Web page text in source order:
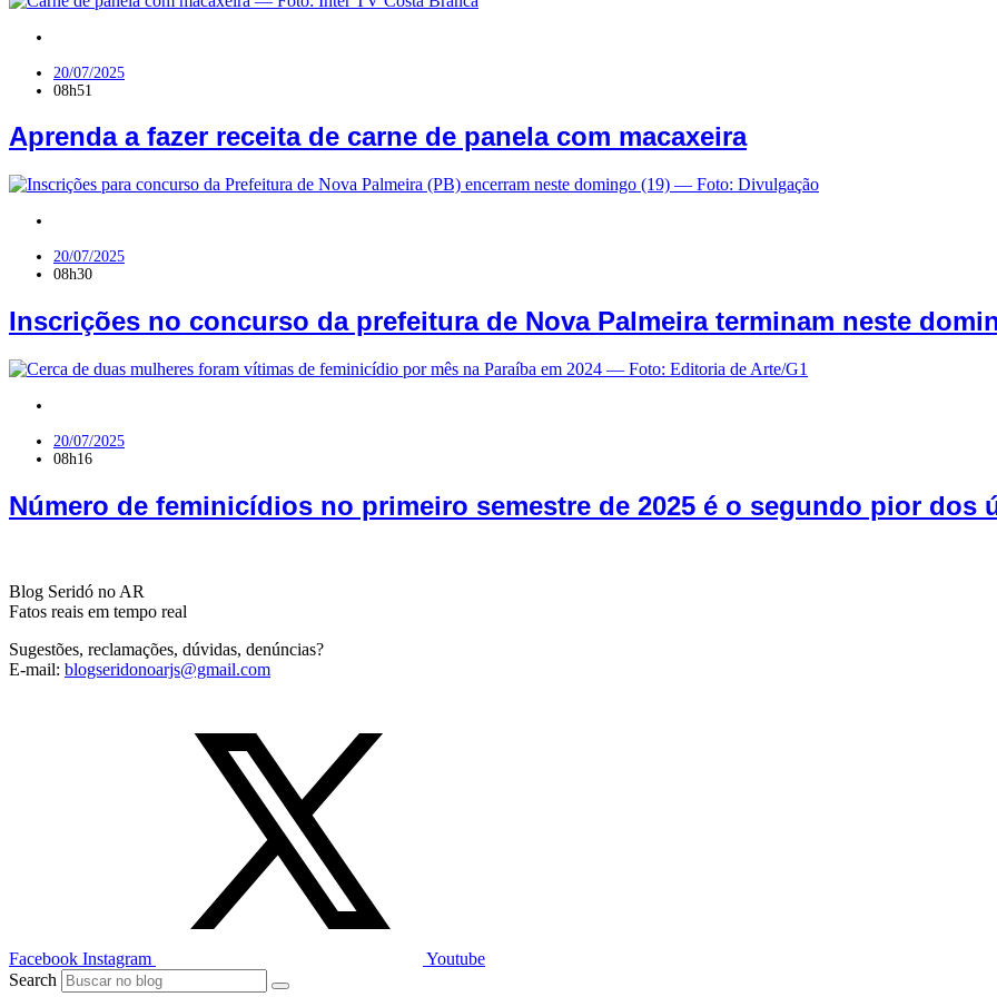
20/07/2025
08h51
Aprenda a fazer receita de carne de panela com macaxeira
20/07/2025
08h30
Inscrições no concurso da prefeitura de Nova Palmeira terminam neste
20/07/2025
08h16
Número de feminicídios no primeiro semestre de 2025 é o segundo pior dos
Blog Seridó no AR
Fatos reais em tempo real
Sugestões, reclamações, dúvidas, denúncias?
E-mail: blogseridonoarjs@gmail.com
Facebook Instagram
Youtube
Search